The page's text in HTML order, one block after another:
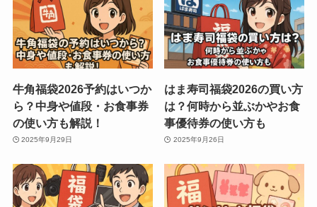
牛角福袋2026予約はいつか
ら？中身や値段・お食事券
の使い方も解説！
2025年9月29日
はま寿司福袋2026の買い方
は？何時から並ぶかやお食
事優待券の使い方も
2025年9月26日